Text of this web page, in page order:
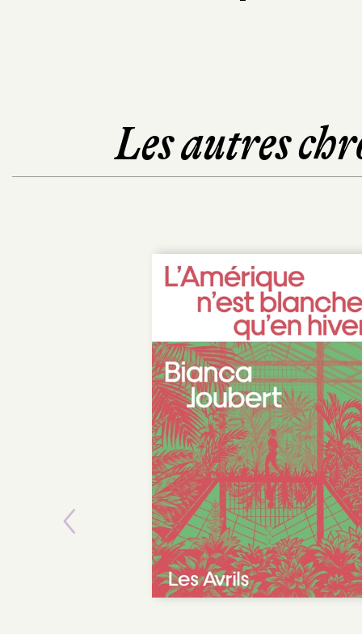
Les autres
Previous